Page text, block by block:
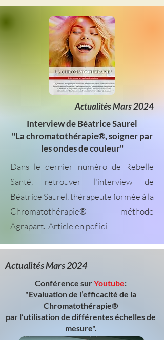
Actualités Mars 2024
Interview de Béatrice Saurel
"La chromatothérapie®, soigner par
les ondes de couleur"
Dans le dernier numéro de Rebelle
Santé, retrouver l'interview de
Béatrice Saurel, thérapeute formée à la
Chromatothérapie® méthode
Agrapart. Article en pdfici
Actualités Mars 2024
Conférence surYoutube:
"Evaluation de l’efficacité de la
Chromatothérapie®
par l’utilisation de différentes échelles de
mesure".